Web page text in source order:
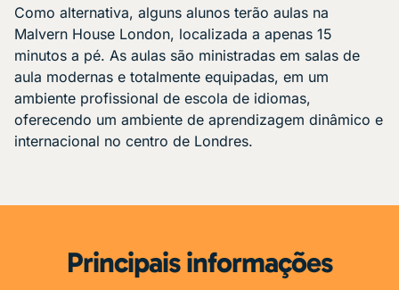
Como alternativa, alguns alunos terão aulas na
Malvern House London, localizada a apenas 15
minutos a pé. As aulas são ministradas em salas de
aula modernas e totalmente equipadas, em um
ambiente profissional de escola de idiomas,
oferecendo um ambiente de aprendizagem dinâmico e
internacional no centro de Londres.
Principais informações